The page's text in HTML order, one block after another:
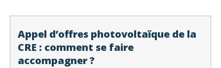
Appel d’offres photovoltaïque de la
CRE : comment se faire
accompagner ?